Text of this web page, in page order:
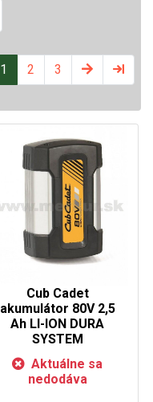
1 2 3
Cub Cadet
akumulátor 80V 2,5
Ah LI-ION DURA
SYSTEM
Aktuálne sa
nedodáva